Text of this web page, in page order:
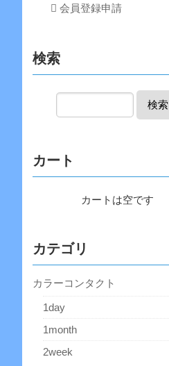
検索
検索
カート
カートは空です
カテゴリ
カラーコンタクト
1day
1month
2week